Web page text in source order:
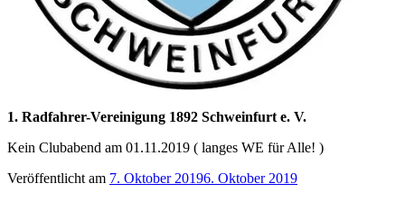
1. Radfahrer-Vereinigung 1892 Schweinfurt e. V.
Kein Clubabend am 01.11.2019 ( langes WE für Alle! )
Veröffentlicht am 7. Oktober 20196. Oktober 2019